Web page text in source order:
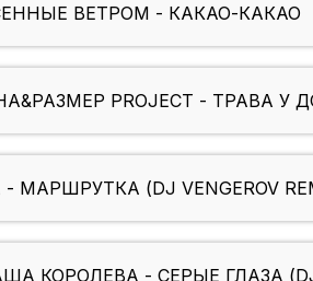
ВЕТРОМ - КАКАО-КАКАО
PROJECT - ТРАВА У
- МАРШРУТКА (DJ VENGEROV
КОРОЛЕВА - СЕРЫЕ ГЛАЗА (DJ